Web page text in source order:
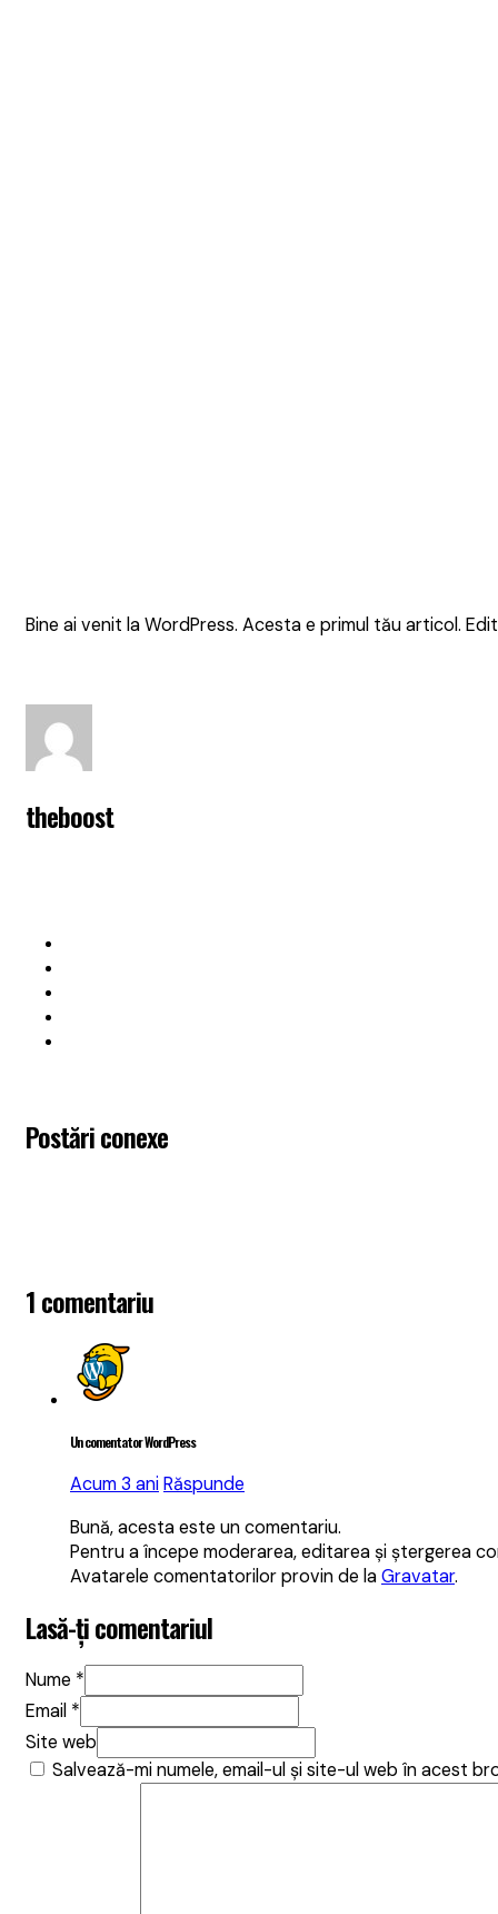
Bine ai venit la WordPress. Acesta e primul tău articol.
theboost
Postări conexe
1 comentariu
Un comentator WordPress
Acum 3 aniRăspunde
Bună, acesta este un comentariu.
Pentru a începe moderarea, editarea și ștergerea
Avatarele comentatorilor provin de laGravatar.
Lasă-ți comentariul
Nume *
Email *
Site web
Salvează-mi numele, email-ul și site-ul web în acest